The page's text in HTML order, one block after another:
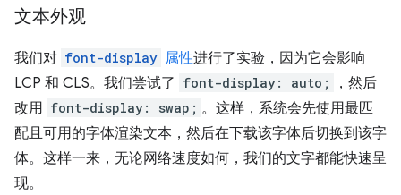
文本外观
我们对 font-display 属性进行了实验，因为它会影响
LCP 和 CLS。我们尝试了 font-display: auto;
，然后
改用 font-display: swap; 。这样，系统会先使用最匹
配且可用的字体渲染文本，然后在下载该字体后切换到该字
体。这样一来，无论网络速度如何，我们的文字都能快速呈
现。